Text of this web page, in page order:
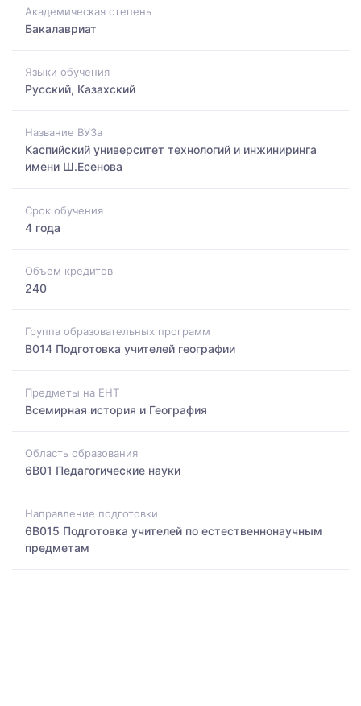
Академическая степень
Бакалавриат
Языки обучения
Русский, Казахский
Название ВУЗа
Каспийский университет технологий и инжиниринга
имени Ш.Есенова
Срок обучения
4 года
Объем кредитов
240
Группа образовательных программ
B014 Подготовка учителей географии
Предметы на ЕНТ
Всемирная история и География
Область образования
6B01 Педагогические науки
Направление подготовки
6B015 Подготовка учителей по естественнонаучным
предметам